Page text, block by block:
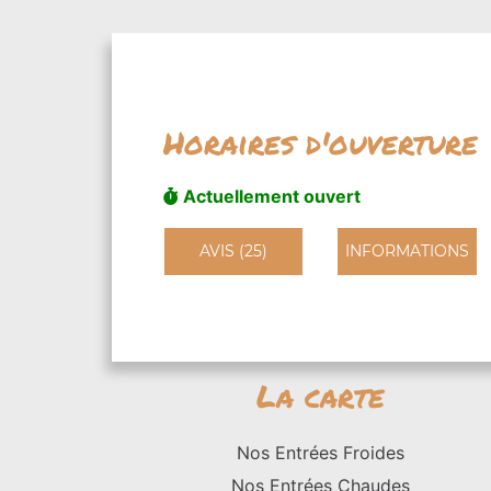
Horaires d'ouverture
Actuellement ouvert
AVIS (25) INFORMATIONS
La carte
Nos Entrées Froides
Nos Entrées Chaudes